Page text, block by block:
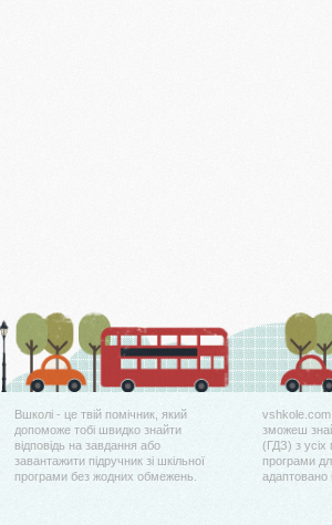
Вшколі - це твій помічник, який
допоможе тобі швидко знайти
відповідь на завдання або
завантажити підручник зі шкільної
програми без жодних обмежень.
зможеш
(ГДЗ) з усіх
програми
адаптовано